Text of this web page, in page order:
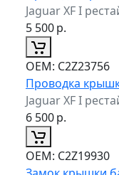
Jaguar XF I
5 500р.
ОЕМ: C2Z23756
Проводка
Jaguar XF I
6 500р.
ОЕМ: C2Z19930